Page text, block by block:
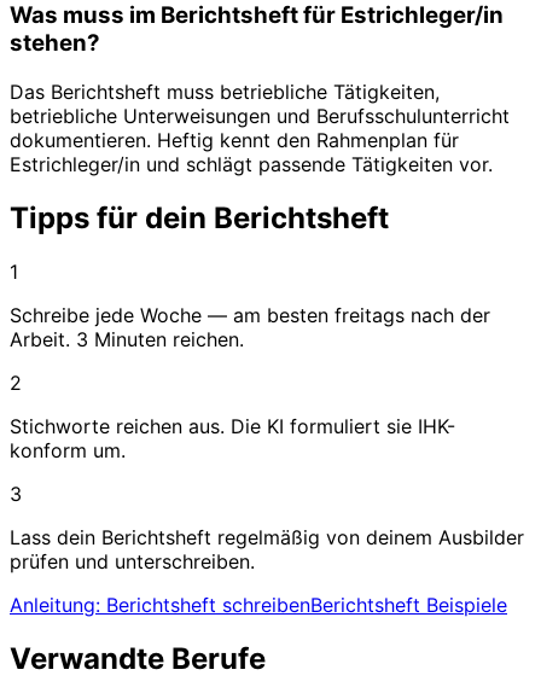
Was muss im Berichtsheft für Estrichleger/in
stehen?
Das Berichtsheft muss betriebliche Tätigkeiten,
betriebliche Unterweisungen und Berufsschulunterricht
dokumentieren. Heftig kennt den Rahmenplan für
Estrichleger/in und schlägt passende Tätigkeiten vor.
Tipps für dein Berichtsheft
1
Schreibe jede Woche — am besten freitags nach der
Arbeit. 3 Minuten reichen.
2
Stichworte reichen aus. Die KI formuliert sie IHK-
konform um.
3
Lass dein Berichtsheft regelmäßig von deinem Ausbilder
prüfen und unterschreiben.
Anleitung: Berichtsheft schreibenBerichtsheft Beispiele
Verwandte Berufe